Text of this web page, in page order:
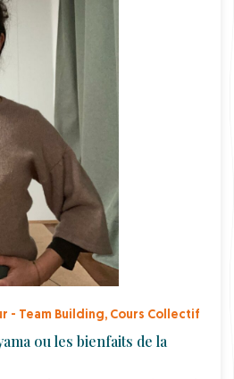
- Team Building, Cours Collectif
ou les bienfaits de la